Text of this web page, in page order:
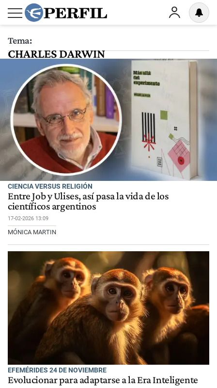
Tema:
CHARLES DARWIN
CIENCIA VERSUS RELIGIÓN
Entre Job y Ulises, así pasa la vida de los
científicos argentinos
17-02-2026 13:09
MÓNICA MARTIN
EFEMÉRIDES 24 DE NOVIEMBRE
Evolucionar para adaptarse a la Era Inteligente